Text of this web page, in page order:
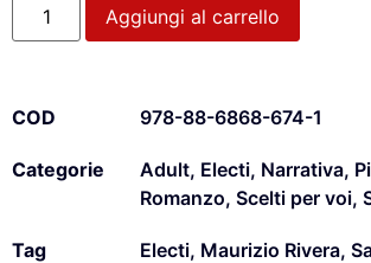
Aggiungi al carrello
COD 978-88-6868-674-1
Categorie Adult, Electi, Narrativa,
Romanzo, Scelti per voi,
Tag Electi, Maurizio Rivera,